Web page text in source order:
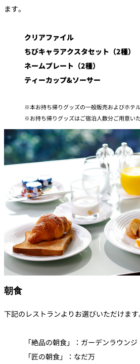
ます。
クリアファイル
ちびキャラアクスタセット（2種）
ネームプレート（2種）
ティーカップ&ソーサー
本お持ち帰りグッズの一般販売およびホテ
お持ち帰りグッズはご宿泊人数分ご用意いた
朝食
下記のレストランよりお選びいただけます
「絶品の朝食」：ガーデンラウンジ
「匠の朝食」：なだ万